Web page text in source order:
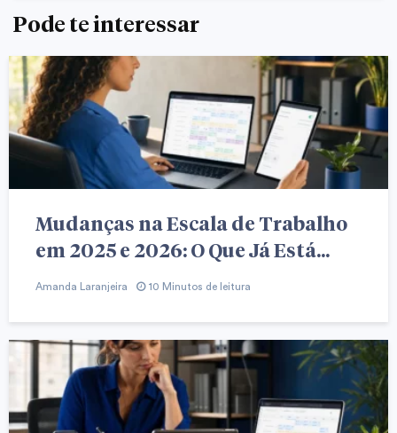
Pode te interessar
Mudanças na Escala de Trabalho
em 2025 e 2026: O Que Já Está...
Amanda Laranjeira 10 Minutos de leitura